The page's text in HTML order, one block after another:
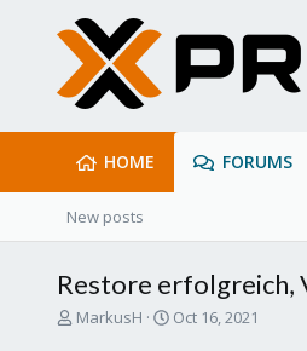
HOME FORUMS
New posts
Restore erfolgreich,
T
MarkusH
S
Oct 16, 2021